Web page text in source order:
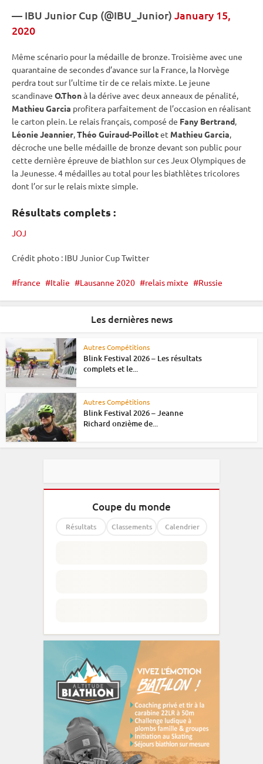
— IBU Junior Cup (@IBU_Junior) January 15,
2020
Même scénario pour la médaille de bronze. Troisième avec une
quarantaine de secondes d’avance sur la France, la Norvège
perdra tout sur l’ultime tir de ce relais mixte. Le jeune
scandinave O.Thonà la dérive avec deux anneaux de pénalité,
Mathieu Garcia profitera parfaitement de l’occasion en réalisant
le carton plein. Le relais français, composé de Fany Bertrand,
Léonie Jeannier,Théo Guiraud-Poillotet Mathieu Garcia,
décroche une belle médaille de bronze devant son public pour
cette dernière épreuve de biathlon sur cesJeux Olympiquesde
la Jeunesse. 4 médailles au total pour les biathlètes tricolores
dont l’or sur le relais mixte simple.
Résultats complets :
JOJ
Crédit photo : IBU Junior CupTwitter
france Italie Lausanne 2020 relais mixte Russie
Les dernières news
Autres Compétitions
Blink Festival 2026 – Les résultats
complets et le...
Autres Compétitions
Blink Festival 2026 – Jeanne
Richard onzième de...
Coupe du monde
Résultats Classements Calendrier